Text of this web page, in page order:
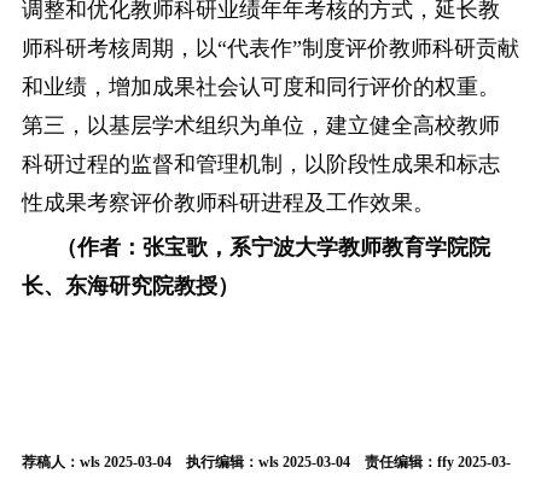
调整和优化教师科研业绩年年考核的方式，延长教
师科研考核周期，以“代表作”制度评价教师科研贡献
和业绩，增加成果社会认可度和同行评价的权重。
第三，以基层学术组织为单位，建立健全高校教师
科研过程的监督和管理机制，以阶段性成果和标志
性成果考察评价教师科研进程及工作效果。
（作者：张宝歌，系宁波大学教师教育学院院
长、东海研究院教授）
荐稿人：wls 2025-03-04 执行编辑：wls 2025-03-04 责任编辑：ffy 2025-03-